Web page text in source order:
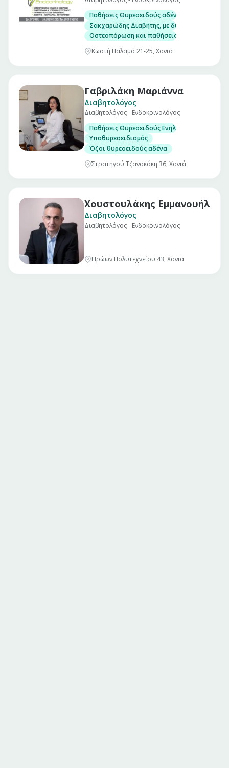
Παθήσεις Θυρεοειδούς αδένα, με
Σακχαρώδης Διαβήτης, με δυνατότητα
Οστεοπόρωση και παθήσεις μεταβολισμού
Κωστή Παλαμά 21-25, Χανιά
Γαβριλάκη Μαριάννα
Διαβητολόγος
Διαβητολόγος - Ενδοκρινολόγος
Παθήσεις Θυρεοειδούς Ενηλίκων & Παίδων
Υποθυρεοειδισμός
Όζοι θυρεοειδούς αδένα
Στρατηγού Τζανακάκη 36, Χανιά
Χουστουλάκης Εμμανουήλ
Διαβητολόγος
Διαβητολόγος - Ενδοκρινολόγος
Ηρώων Πολυτεχνείου 43, Χανιά